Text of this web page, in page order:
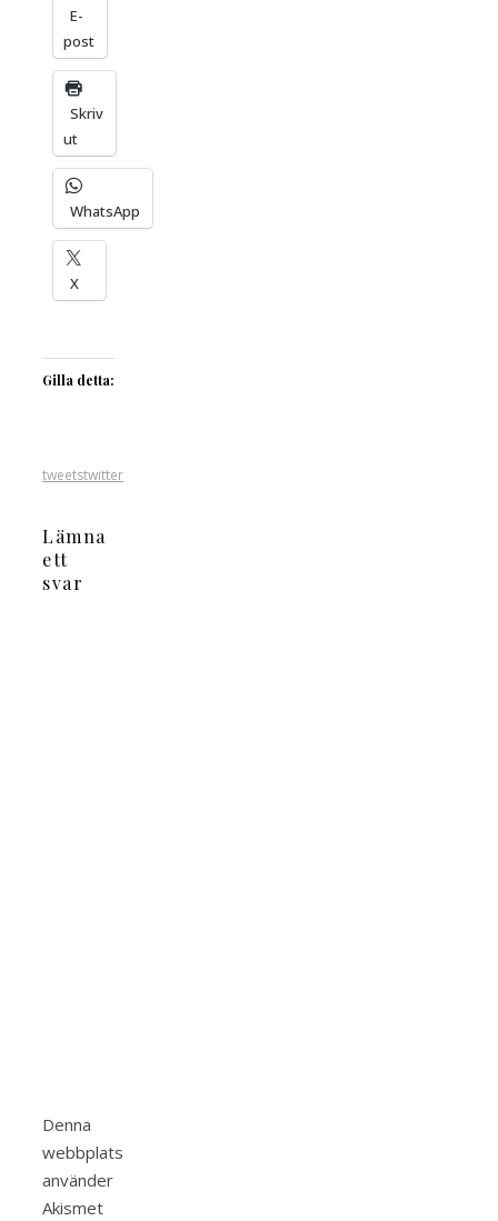
E-
post
Skriv
ut
WhatsApp
X
Gilla detta:
tweetstwitter
Lämna
ett
svar
Denna
webbplats
använder
Akismet